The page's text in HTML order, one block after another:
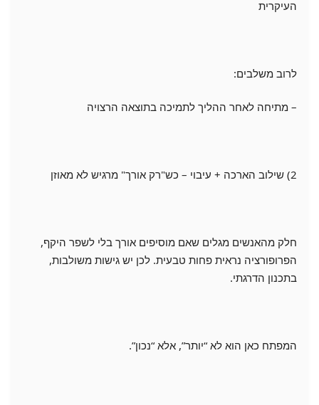
העיקרית
לרוב משלבים:
– מתיחה לאחר ההליך לתמיכה בתוצאה הרצויה
2) שילוב הארכה + עיבוי – כש"רק אורך" מרגיש לא מאוזן
חלק מהאנשים מגלים שאם מוסיפים אורך בלי לשפר היקף,
הפרופורציה נראית פחות טבעית. לכן יש גישות משולבות,
בתכנון הדרגתי.
המפתח כאן הוא לא “יותר”, אלא “נכון”.